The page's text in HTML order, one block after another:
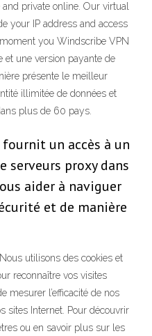
private online. Our virtual
your IP address and access
you Windscribe VPN
et une version payante de
présente le meilleur
illimitée de données et
plus de 60 pays.
fournit un accès à un
serveurs proxy dans
aider à naviguer
et de manière
utilisons des cookies et
reconnaître vos visites
mesurer l’efficacité de nos
sites Internet. Pour découvrir
ou en savoir plus sur les